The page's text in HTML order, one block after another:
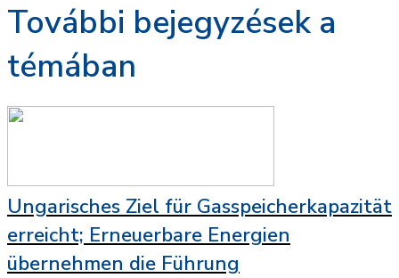
További bejegyzések a
témában
Ungarisches Ziel für Gasspeicherkapazität
erreicht; Erneuerbare Energien
übernehmen die Führung